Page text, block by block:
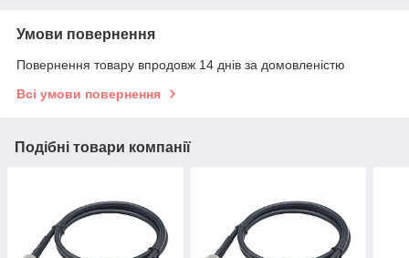
Умови повернення
Повернення товару впродовж 14 днів за домовленістю
Всі умови повернення
Подібні товари компанії